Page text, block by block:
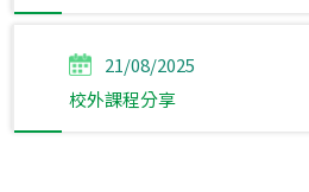
21/08/2025
校外課程分享